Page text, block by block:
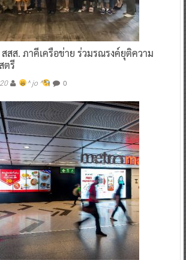
สส. ภาคีเครือข่าย ร่วมรณรงค์ยุติความ
ตรี
^ jo ^ 0